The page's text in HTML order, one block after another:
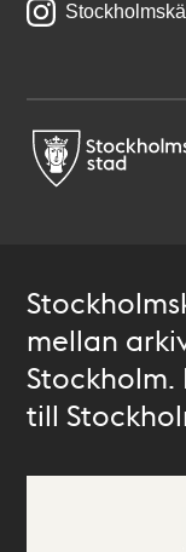
mellan
till